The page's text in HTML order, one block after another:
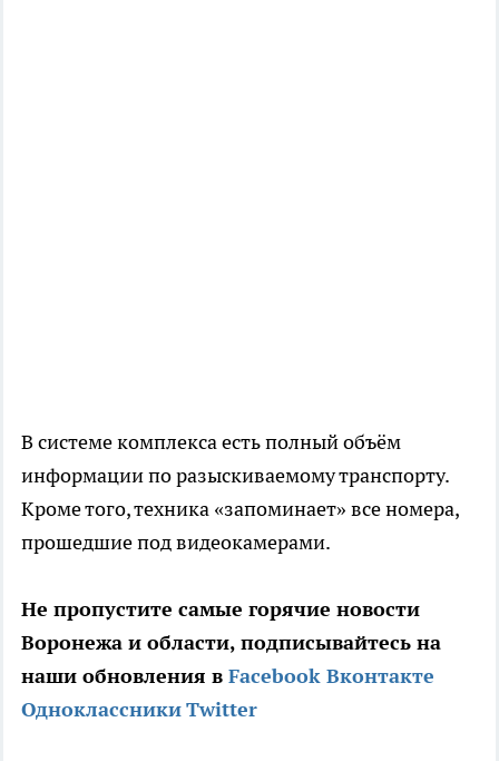
В системе комплекса есть полный объём
информации по разыскиваемому транспорту.
Кроме того, техника «запоминает» все номера,
прошедшие под видеокамерами.
Не пропустите самые горячие новости
Воронежа и области, подписывайтесь на
наши обновления в Facebook Вконтакте
ОдноклассникиTwitter